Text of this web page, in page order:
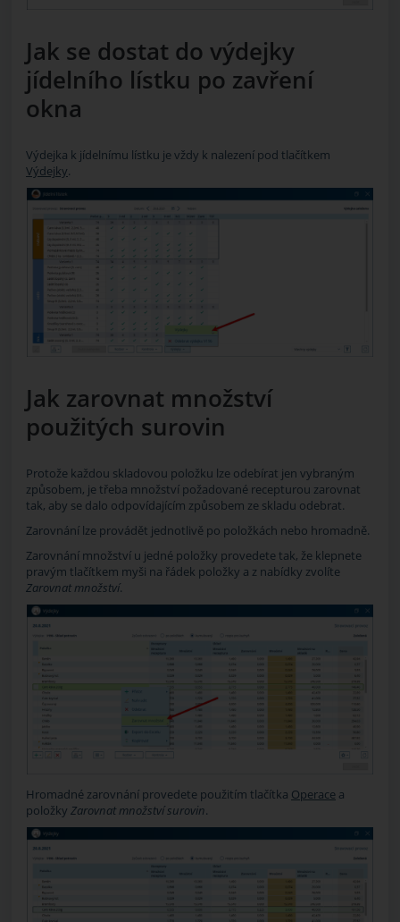
Jak se dostat do výdejky
jídelního lístku po zavření
okna
Výdejka k jídelnímu lístku je vždy k nalezení pod tlačítkem
Výdejky.
Jak zarovnat množství
použitých surovin
Protože každou skladovou položku lze odebírat jen vybraným
způsobem, je třeba množství požadované recepturou zarovnat
tak, aby se dalo odpovídajícím způsobem ze skladu odebrat.
Zarovnání lze provádět jednotlivě po položkách nebo hromadně.
Zarovnání množství u jedné položky provedete tak, že klepnete
pravým tlačítkem myši na řádek položky a z nabídky zvolíte
Zarovnat množství.
Hromadné zarovnání provedete použitím tlačítka Operace a
položky Zarovnat množstvísurovin.